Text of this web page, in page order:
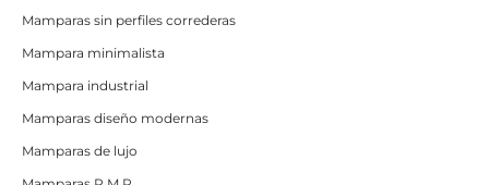
Mamparas sin perfiles correderas
Mampara minimalista
Mampara industrial
Mamparas diseño modernas
Mamparas de lujo